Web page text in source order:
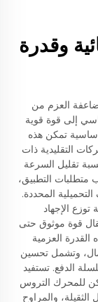
وقدرة
العزم من
إلى قوة قوية
تمكن هذه
التقليدية ذات
تقليل السرعة
10:1 إلى أكثر من 1000:1، حسب متطلبات التطبيق،
المحددة.
الإجهاد
قوة موثوق حتى
العزمية
وتشمل تحسين
الدفع. تستفيد
للمحرك التروس
والمراوح